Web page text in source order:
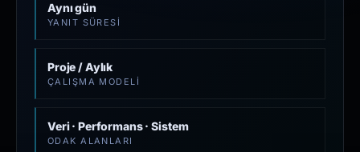
Aynı gün
YANIT SÜRESI
Proje / Aylık
ÇALIŞMA MODELI
Veri · Performans · Sistem
ODAK ALANLARI